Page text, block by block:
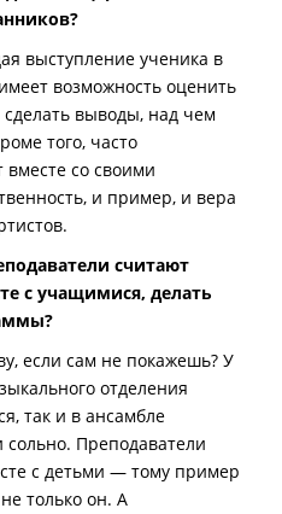
выступление ученика в
возможность оценить
сделать выводы, над чем
того, часто
со своими
и пример, и вера
считают
с учащимися, делать
если сам не покажешь? У
отделения
так и в ансамбле
Преподаватели
с детьми — тому пример
только он. А